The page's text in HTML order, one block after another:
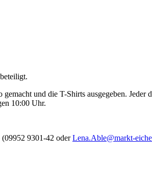
und die T-Shirts ausgegeben. Jeder
10:00 Uhr.
9301-42 oderLena.Able@markt-